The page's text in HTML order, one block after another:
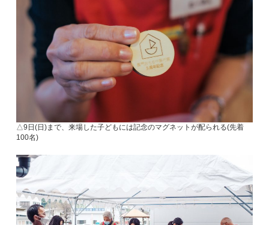
△9日(日)まで、来場した子どもには記念のマグネットが配られる(先着
100名)